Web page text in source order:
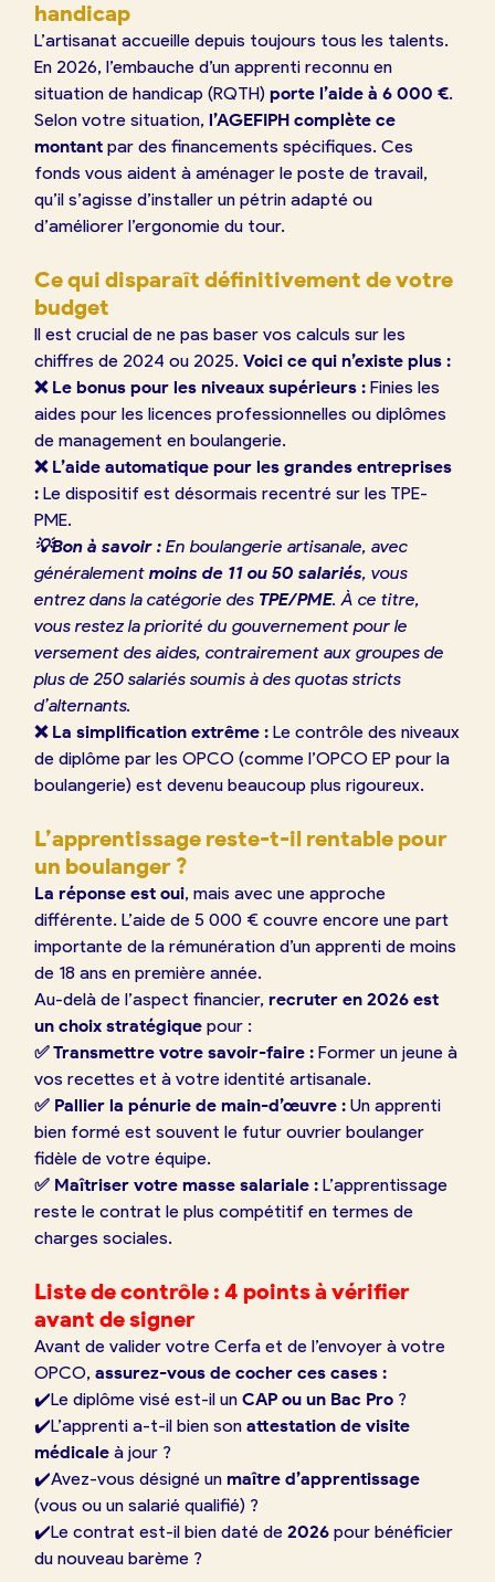
handicap
L’artisanat accueille depuis toujours tous les talents.
En 2026, l’embauche d’un apprenti reconnu en
situation de handicap (RQTH)porte l’aide à 6 000 €.
Selon votre situation,l’AGEFIPH complète ce
montant par des financements spécifiques. Ces
fonds vous aident à aménager le poste de travail,
qu’il s’agisse d’installer un pétrin adapté ou
d’améliorer l’ergonomie du tour.
Ce qui disparaît définitivement de votre
budget
Il est crucial de ne pas baser vos calculs sur les
chiffres de 2024 ou 2025.Voici ce qui n’existe plus :
❌ Le bonus pour les niveaux supérieurs : Finies les
aides pour les licences professionnelles ou diplômes
de management en boulangerie.
❌ L’aide automatique pour les grandes entreprises
: Le dispositif est désormais recentré sur les TPE-
PME.
💡Bon à savoir : En boulangerie artisanale, avec
généralementmoins de 11 ou 50 salariés, vous
entrez dans la catégorie des TPE/PME. À ce titre,
vous restez la priorité du gouvernement pour le
versement des aides, contrairement aux groupes de
plus de 250 salariés soumis à des quotas stricts
d’alternants.
❌ La simplification extrême : Le contrôle des niveaux
de diplôme par les OPCO (comme l’OPCO EP pour la
boulangerie) est devenu beaucoup plus rigoureux.
L’apprentissage reste-t-il rentable pour
un boulanger ?
La réponse est oui, mais avec une approche
différente. L’aide de 5 000 € couvre encore une part
importante de la rémunération d’un apprenti de moins
de 18 ans en première année.
Au-delà de l’aspect financier, recruter en 2026 est
un choix stratégique pour :
✅ Transmettre votre savoir-faire : Former un jeune à
vos recettes et à votre identité artisanale.
✅ Pallier la pénurie de main-d’œuvre : Un apprenti
bien formé est souvent le futur ouvrier boulanger
fidèle de votre équipe.
✅ Maîtriser votre masse salariale : L’apprentissage
reste le contrat le plus compétitif en termes de
charges sociales.
Liste de contrôle : 4 points à vérifier
avant de signer
Avant de valider votre Cerfa et de l’envoyer à votre
OPCO,assurez-vous de cocher ces cases :
✔️​Le diplôme visé est-il unCAP ou un Bac Pro ?
✔️​L’apprenti a-t-il bien sonattestation de visite
médicale à jour ?
✔️​Avez-vous désigné unmaître d’apprentissage
(vous ou un salarié qualifié) ?
✔️​Le contrat est-il bien daté de2026 pour bénéficier
du nouveau barème ?